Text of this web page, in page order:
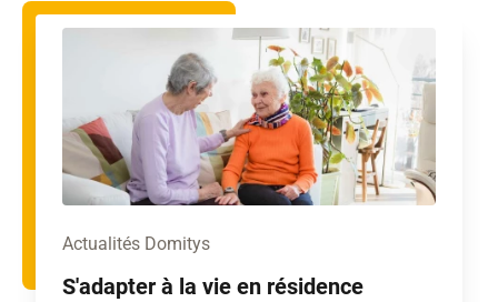
Actualités Domitys
S'adapter à la vie en résidence